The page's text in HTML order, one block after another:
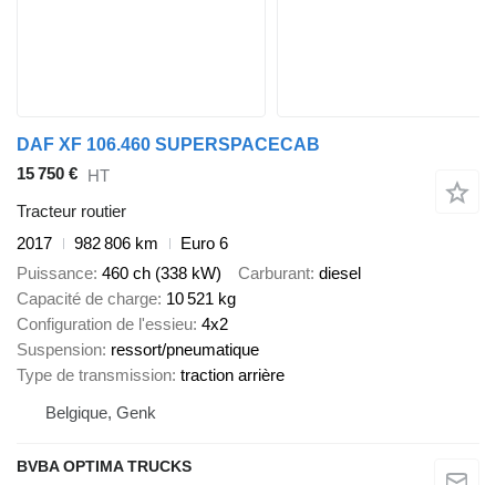
DAF XF 106.460 SUPERSPACECAB
15 750 € HT
Tracteur routier
2017
982 806 km
Euro 6
Puissance 460 ch (338 kW) Carburant diesel
Capacité de charge 10 521 kg
Configuration de l'essieu 4x2
Suspension ressort/pneumatique
Type de transmission traction arrière
Belgique, Genk
BVBA OPTIMA TRUCKS